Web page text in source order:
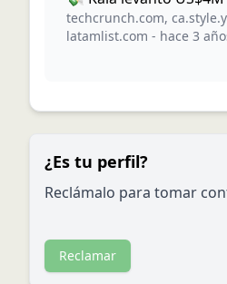
techcrunch.com,
latamlist.com - hace 3
¿Es tu perfil?
Reclámalo para tomar
Reclamar